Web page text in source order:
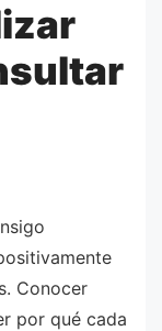
Conocer
por qué cada